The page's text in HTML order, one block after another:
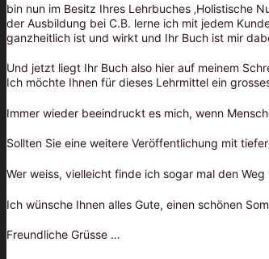
bin nun im Besitz Ihres Lehrbuches ‚Holistische
der Ausbildung bei C.B. lerne ich mit jedem
ganzheitlich ist und wirkt und Ihr Buch ist mir
Und jetzt liegt Ihr Buch also hier auf meinem
Ich möchte Ihnen für dieses Lehrmittel ein
Immer wieder beeindruckt es mich, wenn
Sollten Sie eine weitere Veröffentlichung mit
Wer weiss, vielleicht finde ich sogar mal den
Ich wünsche Ihnen alles Gute, einen schönen
Freundliche Grüsse …